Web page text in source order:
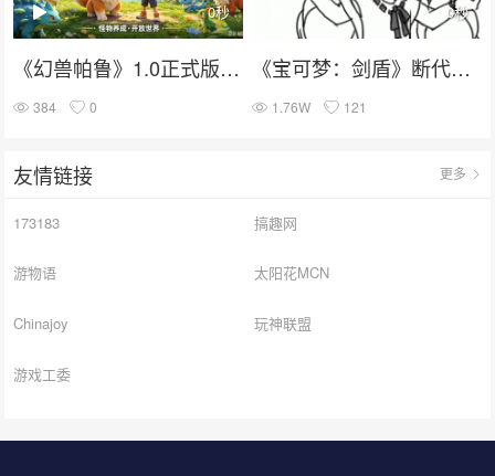
0秒
《幻兽帕鲁》1.0正式版锁定7月10日上线：怪物养成+开放世界
384 0
0秒
《宝可梦：剑盾》断代被证实？历代御三家只剩这一只！
1.76W 121
友情链接 更多
173183 搞趣网
游物语 太阳花MCN
Chinajoy 玩神联盟
游戏工委